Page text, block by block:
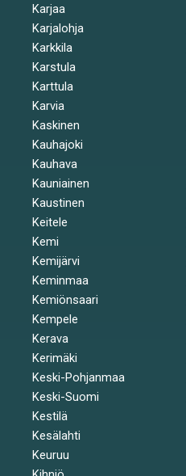
Karjaa
Karjalohja
Karkkila
Karstula
Karttula
Karvia
Kaskinen
Kauhajoki
Kauhava
Kauniainen
Kaustinen
Keitele
Kemi
Kemijärvi
Keminmaa
Kemiönsaari
Kempele
Kerava
Kerimäki
Keski-Pohjanmaa
Keski-Suomi
Kestilä
Kesälahti
Keuruu